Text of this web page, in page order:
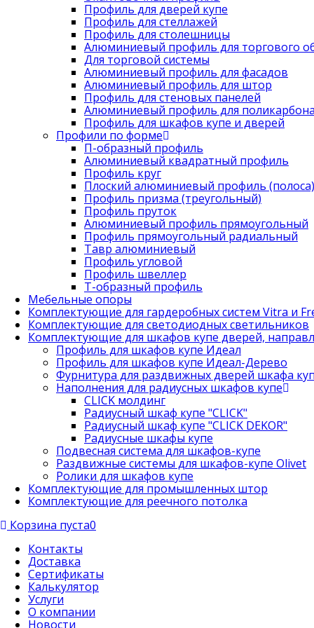
Профиль для дверей купе
Профиль для стеллажей
Профиль для столешницы
Алюминиевый профиль для торгового
Для торговой системы
Алюминиевый профиль для фасадов
Алюминиевый профиль для штор
Профиль для стеновых панелей
Алюминиевый профиль для
Профиль для шкафов купе и дверей
Профили по форме
П-образный профиль
Алюминиевый квадратный профиль
Профиль круг
Плоский алюминиевый профиль (полоса)
Профиль призма (треугольный)
Профиль пруток
Алюминиевый профиль прямоугольный
Профиль прямоугольный радиальный
Тавр алюминиевый
Профиль угловой
Профиль швеллер
Т-образный профиль
Мебельные опоры
Комплектующие для гардеробных систем Vitra и
Комплектующие для светодиодных светильников
Комплектующие для шкафов купе дверей,
Профиль для шкафов купе Идеал
Профиль для шкафов купе Идеал-Дерево
Фурнитура для раздвижных дверей шкафа
Наполнения для радиусных шкафов купе
CLICK молдинг
Радиусный шкаф купе "CLICK"
Радиусный шкаф купе "CLICK DEKOR"
Радиусные шкафы купе
Подвесная система для шкафов-купе
Раздвижные системы для шкафов-купе Olivet
Ролики для шкафов купе
Комплектующие для промышленных штор
Комплектующие для реечного потолка
Корзина пуста0
Контакты
Доставка
Сертификаты
Калькулятор
Услуги
О компании
Новости